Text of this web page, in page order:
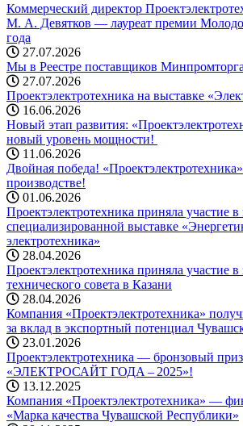
Коммерческий директор
М. А. Девятков — лауреат премии
года
27.07.2026
Мы в Реестре поставщиков
27.07.2026
Проектэлектротехника на выставке
16.06.2026
Новый этап развития:
новый уровень мощности! ️
11.06.2026
Двойная победа!
производстве!
01.06.2026
Проектэлектротехника приняла участие
специализированной выставке
электротехника»
28.04.2026
Проектэлектротехника приняла участие
технического совета в Казани
28.04.2026
Компания «Проектэлектротехника»
за вклад в экспортный потенциал
23.01.2026
Проектэлектротехника — бронзовый
«ЭЛЕКТРОСАЙТ ГОДА – 2025»!
13.12.2025
Компания «Проектэлектротехника» —
«Марка качества Чувашской Республики»